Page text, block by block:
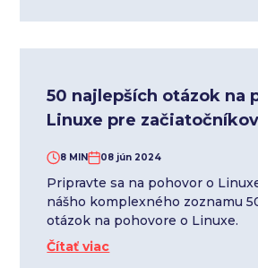
50 najlepších otázok na
Linuxe pre začiatočníkov
8 MIN 08 jún 2024
Pripravte sa na pohovor o
nášho komplexného zoznamu
otázok na pohovore o Linuxe.
Čítať viac